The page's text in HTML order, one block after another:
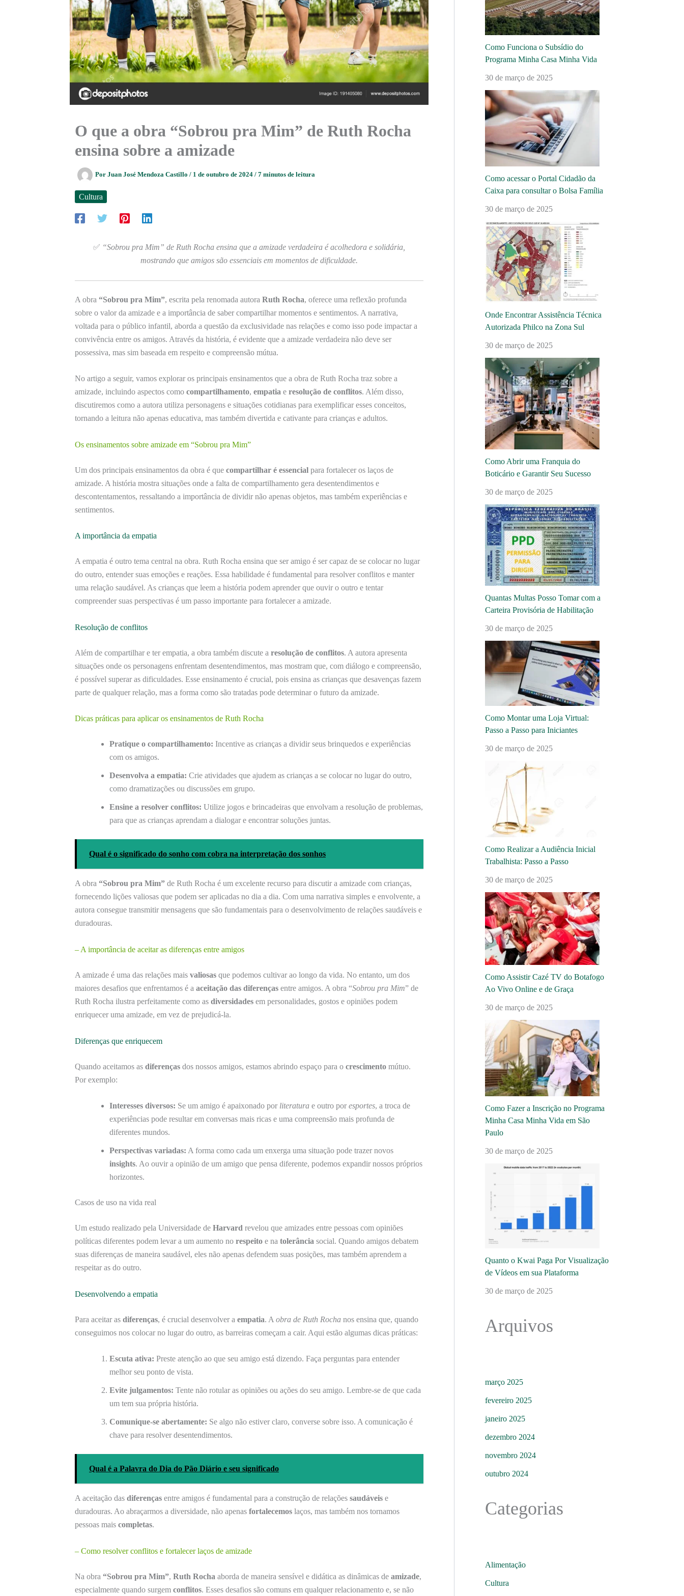
O que a obra “Sobrou pra Mim” de Ruth Rocha
ensina sobre a amizade
Por Juan José Mendoza Castillo / 1 de outubro de 2024 / 7 minutos de leitura
Cultura
✅ “Sobrou pra Mim” de Ruth Rocha ensina que a amizade verdadeira é acolhedora e solidária,
mostrando que amigos são essenciais em momentos de dificuldade.
A obra “Sobrou pra Mim”, escrita pela renomada autora Ruth Rocha, oferece uma reflexão profunda
sobre o valor da amizade e a importância de saber compartilhar momentos e sentimentos. A narrativa,
voltada para o público infantil, aborda a questão da exclusividade nas relações e como isso pode impactar a
convivência entre os amigos. Através da história, é evidente que a amizade verdadeira não deve ser
possessiva, mas sim baseada em respeito e compreensão mútua.
No artigo a seguir, vamos explorar os principais ensinamentos que a obra de Ruth Rocha traz sobre a
amizade, incluindo aspectos como compartilhamento, empatia e resolução de conflitos. Além disso,
discutiremos como a autora utiliza personagens e situações cotidianas para exemplificar esses conceitos,
tornando a leitura não apenas educativa, mas também divertida e cativante para crianças e adultos.
Os ensinamentos sobre amizade em “Sobrou pra Mim”
Um dos principais ensinamentos da obra é que compartilhar é essencial para fortalecer os laços de
amizade. A história mostra situações onde a falta de compartilhamento gera desentendimentos e
descontentamentos, ressaltando a importância de dividir não apenas objetos, mas também experiências e
sentimentos.
A importância da empatia
A empatia é outro tema central na obra. Ruth Rocha ensina que ser amigo é ser capaz de se colocar no lugar
do outro, entender suas emoções e reações. Essa habilidade é fundamental para resolver conflitos e manter
uma relação saudável. As crianças que leem a história podem aprender que ouvir o outro e tentar
compreender suas perspectivas é um passo importante para fortalecer a amizade.
Resolução de conflitos
Além de compartilhar e ter empatia, a obra também discute a resolução de conflitos. A autora apresenta
situações onde os personagens enfrentam desentendimentos, mas mostram que, com diálogo e compreensão,
é possível superar as dificuldades. Esse ensinamento é crucial, pois ensina as crianças que desavenças fazem
parte de qualquer relação, mas a forma como são tratadas pode determinar o futuro da amizade.
Dicas práticas para aplicar os ensinamentos de Ruth Rocha
Pratique o compartilhamento: Incentive as crianças a dividir seus brinquedos e experiências
com os amigos.
Desenvolva a empatia: Crie atividades que ajudem as crianças a se colocar no lugar do outro,
como dramatizações ou discussões em grupo.
Ensine a resolver conflitos: Utilize jogos e brincadeiras que envolvam a resolução de problemas,
para que as crianças aprendam a dialogar e encontrar soluções juntas.
Qual é o significado do sonho com cobra na interpretação dos sonhos
A obra “Sobrou pra Mim” de Ruth Rocha é um excelente recurso para discutir a amizade com crianças,
fornecendo lições valiosas que podem ser aplicadas no dia a dia. Com uma narrativa simples e envolvente, a
autora consegue transmitir mensagens que são fundamentais para o desenvolvimento de relações saudáveis e
duradouras.
– A importância de aceitar as diferenças entre amigos
A amizade é uma das relações mais valiosas que podemos cultivar ao longo da vida. No entanto, um dos
maiores desafios que enfrentamos é a aceitação das diferenças entre amigos. A obra “Sobrou pra Mim” de
Ruth Rocha ilustra perfeitamente como as diversidades em personalidades, gostos e opiniões podem
enriquecer uma amizade, em vez de prejudicá-la.
Diferenças que enriquecem
Quando aceitamos as diferenças dos nossos amigos, estamos abrindo espaço para o crescimento mútuo.
Por exemplo:
Interesses diversos: Se um amigo é apaixonado por literatura e outro por esportes, a troca de
experiências pode resultar em conversas mais ricas e uma compreensão mais profunda de
diferentes mundos.
Perspectivas variadas: A forma como cada um enxerga uma situação pode trazer novos
insights. Ao ouvir a opinião de um amigo que pensa diferente, podemos expandir nossos próprios
horizontes.
Casos de uso na vida real
Um estudo realizado pela Universidade de Harvard revelou que amizades entre pessoas com opiniões
políticas diferentes podem levar a um aumento no respeito e na tolerância social. Quando amigos debatem
suas diferenças de maneira saudável, eles não apenas defendem suas posições, mas também aprendem a
respeitar as do outro.
Desenvolvendo a empatia
Para aceitar as diferenças, é crucial desenvolver a empatia. A obra de Ruth Rocha nos ensina que, quando
conseguimos nos colocar no lugar do outro, as barreiras começam a cair. Aqui estão algumas dicas práticas:
Escuta ativa: Preste atenção ao que seu amigo está dizendo. Faça perguntas para entender
melhor seu ponto de vista.
Evite julgamentos: Tente não rotular as opiniões ou ações do seu amigo. Lembre-se de que cada
um tem sua própria história.
Comunique-se abertamente: Se algo não estiver claro, converse sobre isso. A comunicação é
chave para resolver desentendimentos.
Qual é a Palavra do Dia do Pão Diário e seu significado
A aceitação das diferenças entre amigos é fundamental para a construção de relações saudáveis e
duradouras. Ao abraçarmos a diversidade, não apenas fortalecemos laços, mas também nos tornamos
pessoas mais completas.
– Como resolver conflitos e fortalecer laços de amizade
Na obra “Sobrou pra Mim”, Ruth Rocha aborda de maneira sensível e didática as dinâmicas de amizade,
especialmente quando surgem conflitos. Esses desafios são comuns em qualquer relacionamento e, se não
Como Funciona o Subsídio do
Programa Minha Casa Minha Vida
30 de março de 2025
Como acessar o Portal Cidadão da
Caixa para consultar o Bolsa Família
30 de março de 2025
Onde Encontrar Assistência Técnica
Autorizada Philco na Zona Sul
30 de março de 2025
Como Abrir uma Franquia do
Boticário e Garantir Seu Sucesso
30 de março de 2025
Quantas Multas Posso Tomar com a
Carteira Provisória de Habilitação
30 de março de 2025
Como Montar uma Loja Virtual:
Passo a Passo para Iniciantes
30 de março de 2025
Como Realizar a Audiência Inicial
Trabalhista: Passo a Passo
30 de março de 2025
Como Assistir Cazé TV do Botafogo
Ao Vivo Online e de Graça
30 de março de 2025
Como Fazer a Inscrição no Programa
Minha Casa Minha Vida em São
Paulo
30 de março de 2025
Quanto o Kwai Paga Por Visualização
de Vídeos em sua Plataforma
30 de março de 2025
Arquivos
março 2025
fevereiro 2025
janeiro 2025
dezembro 2024
novembro 2024
outubro 2024
Categorias
Alimentação
Cultura